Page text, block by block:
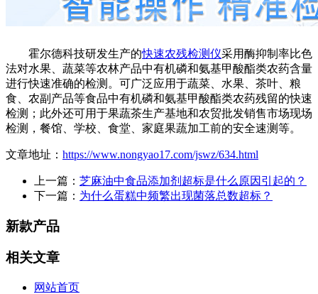
霍尔德科技研发生产的快速农残检测仪采用酶抑制率比色
法对水果、蔬菜等农林产品中有机磷和氨基甲酸酯类农药含量
进行快速准确的检测。可广泛应用于蔬菜、水果、茶叶、粮
食、农副产品等食品中有机磷和氨基甲酸酯类农药残留的快速
检测；此外还可用于果蔬茶生产基地和农贸批发销售市场现场
检测，餐馆、学校、食堂、家庭果蔬加工前的安全速测等。
文章地址： https://www.nongyao17.com/jswz/634.html
上一篇： 芝麻油中食品添加剂超标是什么原因引起的？
下一篇： 为什么蛋糕中频繁出现菌落总数超标？
新款产品
相关文章
网站首页